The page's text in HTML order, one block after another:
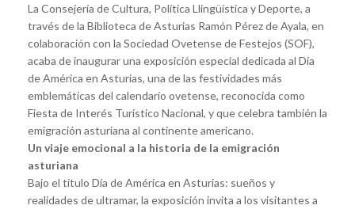
La Consejería de Cultura, Política Llingüística y Deporte, a
través de la Biblioteca de Asturias Ramón Pérez de Ayala, en
colaboración con la Sociedad Ovetense de Festejos (SOF),
acaba de inaugurar una exposición especial dedicada al Día
de América en Asturias, una de las festividades más
emblemáticas del calendario ovetense, reconocida como
Fiesta de Interés Turístico Nacional, y que celebra también la
emigración asturiana al continente americano.
Un viaje emocional a la historia de la emigración
asturiana
Bajo el título Día de América en Asturias: sueños y
realidades de ultramar, la exposición invita a los visitantes a